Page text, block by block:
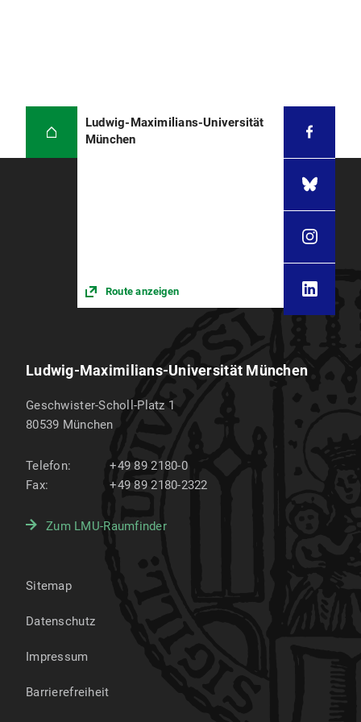
Ludwig-Maximilians-Universität
München
Route anzeigen
Ludwig-Maximilians-Universität München
Geschwister-Scholl-Platz 1
80539 München
Telefon:
+49 89 2180-0
Fax:
+49 89 2180-2322
Zum LMU-Raumfinder
Sitemap
Datenschutz
Impressum
Barrierefreiheit